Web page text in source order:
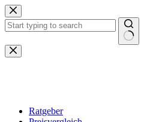
Zum
Inhalt
springen
Keine
Ergebnisse
Ratgeber